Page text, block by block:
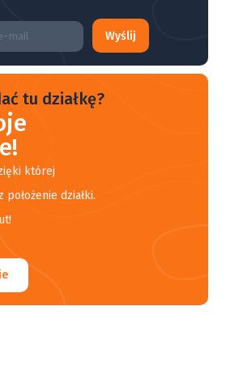
Wyślij
tu działkę?
której
działki.